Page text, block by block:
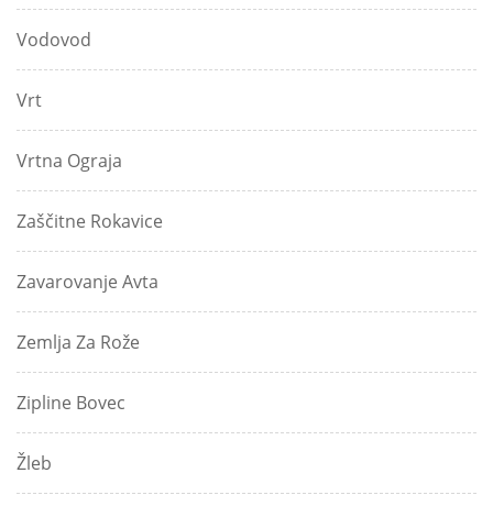
Vodovod
Vrt
Vrtna Ograja
Zaščitne Rokavice
Zavarovanje Avta
Zemlja Za Rože
Zipline Bovec
Žleb